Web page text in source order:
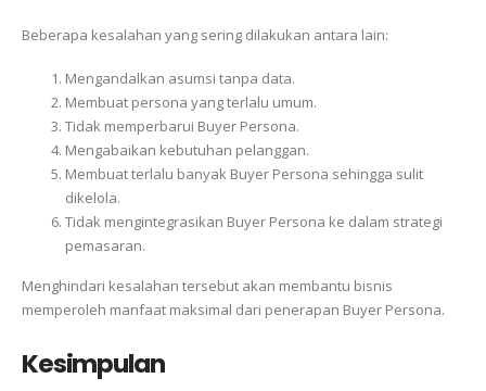
Beberapa kesalahan yang sering dilakukan antara lain:
Mengandalkan asumsi tanpa data.
Membuat persona yang terlalu umum.
Tidak memperbarui Buyer Persona.
Mengabaikan kebutuhan pelanggan.
Membuat terlalu banyak Buyer Persona sehingga sulit
dikelola.
Tidak mengintegrasikan Buyer Persona ke dalam strategi
pemasaran.
Menghindari kesalahan tersebut akan membantu bisnis
memperoleh manfaat maksimal dari penerapan Buyer Persona.
Kesimpulan